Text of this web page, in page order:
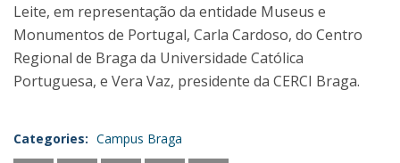
Leite, em representação da entidade Museus e
Monumentos de Portugal, Carla Cardoso, do Centro
Regional de Braga da Universidade Católica
Portuguesa, e Vera Vaz, presidente da CERCI Braga.
Categories: Campus Braga